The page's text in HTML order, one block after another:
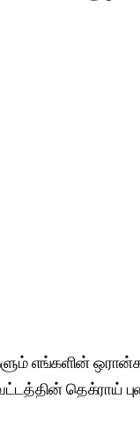
ஒரான்களை
தெக்ராய்